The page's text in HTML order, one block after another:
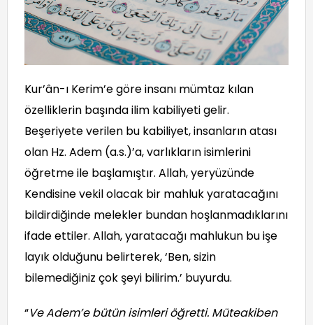
Kur’ân-ı Kerim’e göre insanı mümtaz kılan
özelliklerin başında ilim kabiliyeti gelir.
Beşeriyete verilen bu kabiliyet, insanların atası
olan Hz. Adem (a.s.)’a, varlıkların isimlerini
öğretme ile başlamıştır. Allah, yeryüzünde
Kendisine vekil olacak bir mahluk yaratacağını
bildirdiğinde melekler bundan hoşlanmadıklarını
ifade ettiler. Allah, yaratacağı mahlukun bu işe
layık olduğunu belirterek, ‘Ben, sizin
bilemediğiniz çok şeyi bilirim.’ buyurdu.
“Ve Adem’e bütün isimleri öğretti. Müteakiben